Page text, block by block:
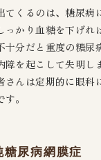
てくるのは、糖尿病
っかり血糖を下げれ
十分だと重度の糖尿
障を起こして失明し
さんは定期的に眼科
。
糖尿病網膜症